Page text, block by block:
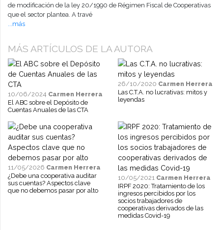
de modificación de la ley 20/1990 de Régimen Fiscal de Cooperativas
que el sector plantea. A travé
...más
MÁS ARTÍCULOS DE LA AUTORA
10/06/2024 Carmen Herrera
El ABC sobre el Depósito de
Cuentas Anuales de las CTA
26/10/2020 Carmen Herrera
Las C.T.A. no lucrativas: mitos y
leyendas
11/05/2026 Carmen Herrera
¿Debe una cooperativa auditar
sus cuentas? Aspectos clave
que no debemos pasar por alto
10/05/2021 Carmen Herrera
IRPF 2020: Tratamiento de los
ingresos percibidos por los
socios trabajadores de
cooperativas derivados de las
medidas Covid-19